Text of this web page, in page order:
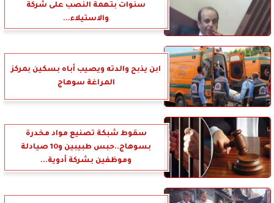
سنوات بتهمة النصب على شركة
والاستيلاء...
ابن يذبح والدته ويصيب أباه بسكين بمركز
المراغة سوهاج
سقوط شبكة تصنيع مواد مخدرة
بسوهاج..حبس طبيبين و10 صيادلة
وموظفين بشركة أدوية...